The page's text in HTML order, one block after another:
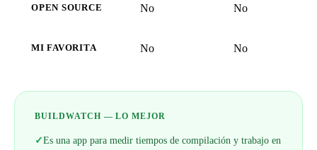
OPEN SOURCE No No
MI FAVORITA No No
BUILDWATCH — LO MEJOR
✓Es una app para medir tiempos de compilación y trabajo en